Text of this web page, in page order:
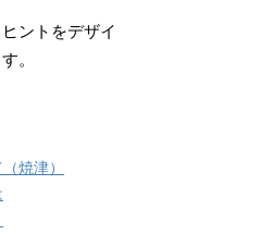
ントをデザイ
。
焼津）